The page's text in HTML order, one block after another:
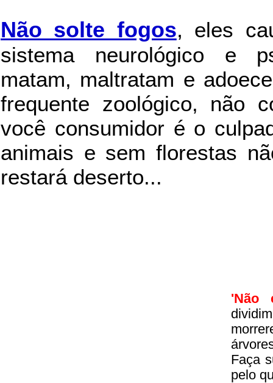
Não solte fogos, eles
sistema neurológico e
matam, maltratam e
frequente zoológico, não
você consumidor é o
animais e sem florestas
restará deserto...
'Não
Faça
pelo